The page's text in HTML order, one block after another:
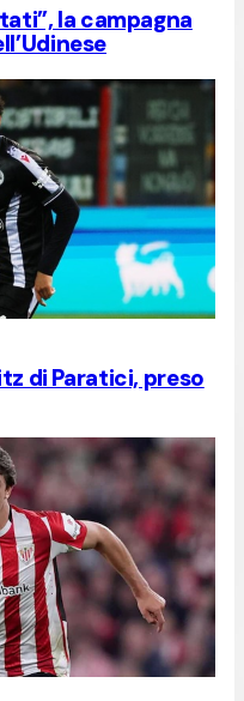
la campagna
di Paratici, preso